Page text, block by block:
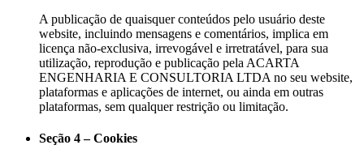
A publicação de quaisquer conteúdos pelo usuário deste
website, incluindo mensagens e comentários, implica em
licença não-exclusiva, irrevogável e irretratável, para sua
utilização, reprodução e publicação pela ACARTA
ENGENHARIA E CONSULTORIA LTDA no seu website,
plataformas e aplicações de internet, ou ainda em outras
plataformas, sem qualquer restrição ou limitação.
Seção 4 – Cookies